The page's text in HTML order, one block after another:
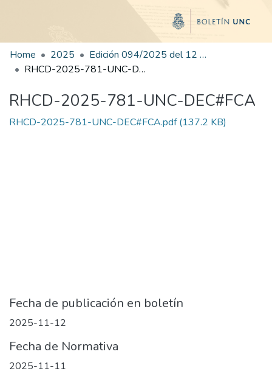
Home 2025
Edición 094/2025 del 12 de noviembre de 2025
RHCD-2025-781-UNC-DEC#FCA
RHCD-2025-781-UNC-DEC#FCA
RHCD-2025-781-UNC-DEC#FCA.pdf(137.2 KB)
Fecha de publicación en boletín
2025-11-12
Fecha de Normativa
2025-11-11